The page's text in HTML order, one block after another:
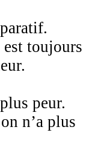
toujours
peur.
n’a plus